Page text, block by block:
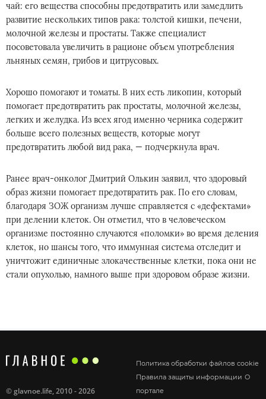
чай: его вещества способны предотвратить или замедлить
развитие нескольких типов рака: толстой кишки, печени,
молочной железы и простаты. Также специалист
посоветовала увеличить в рационе объем употребления
льняных семян, грибов и цитрусовых.
Хорошо помогают и томаты. В них есть ликопин, который
помогает предотвратить рак простаты, молочной железы,
легких и желудка. Из всех ягод именно черника содержит
больше всего полезных веществ, которые могут
предотвратить любой вид рака, — подчеркнула врач.
Ранее врач-онколог Дмитрий Олькин заявил, что здоровый
образ жизни помогает предотвратить рак. По его словам,
благодаря ЗОЖ организм лучше справляется с «дефектами»
при делении клеток. Он отметил, что в человеческом
организме постоянно случаются «поломки» во время деления
клеток, но шансы того, что иммунная система отследит и
уничтожит единичные злокачественные клетки, пока они не
стали опухолью, намного выше при здоровом образе жизни.
Политика обработки файлов cookie
Правила защиты информации О
портале
©glavnoe.life, 2010 - 2026